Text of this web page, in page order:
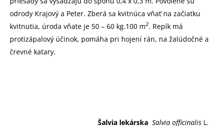
odrody Krajový a Peter. Zberá sa kvitnúca vňať na začiatku
kvitnutia, úroda vňate je 50 – 60 kg.100 m2. Repík má
protizápalový účinok, pomáha pri hojení rán, na žalúdočné a
črevné katary.
Šalvia lekárska Salvia officinalis L.